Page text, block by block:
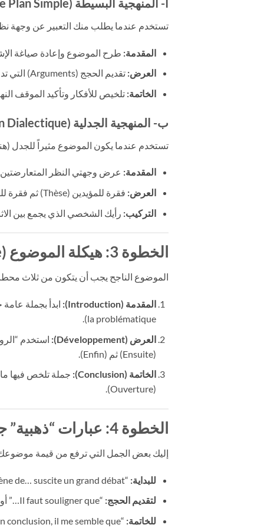
تستخدم عندما يطلب منك التعبير عن
المقدمة: طرح الموضوع وإعادة صياغة
العرض: تقديم الحجج (Arguments) التي تدعم رأيك.
الخاتمة: تلخيص للأفكار وتأكيد الموقف
ب- المنهجية الجدلية (Le Plan Dialectique):
تستخدم عندما يكون الموضوع مثيراً للجدل
المقدمة: عرض وجهتي النظر
العرض: فقرة للمؤيدين (Thèse) ثم فقرة للمعارضين (Antithèse).
التركيب: رأيك الشخصي الذي يجمع بين
الخطوة 3: هيكلة الموضوع (La Structure)
الموضوع الناجح يجب أن يتكون من ثلاث
المقدمة (Introduction):
la problématique).
العرض (Développement):
(Ensuite) ثم (Enfin).
الخاتمة (Conclusion):
(Ouverture).
الخطوة 4: عبارات “ذهبية” جاهزة للاستخدام
إليك بعض الجمل التي ترفع من قيمة
للبداية: “De nos jours, le phénomène de… suscite un grand débat.”
لتقديم الحجج: “Il faut souligner que…” أو “De plus, il est indéniable que…”
للخاتمة: “En conclusion, il me semble que…”